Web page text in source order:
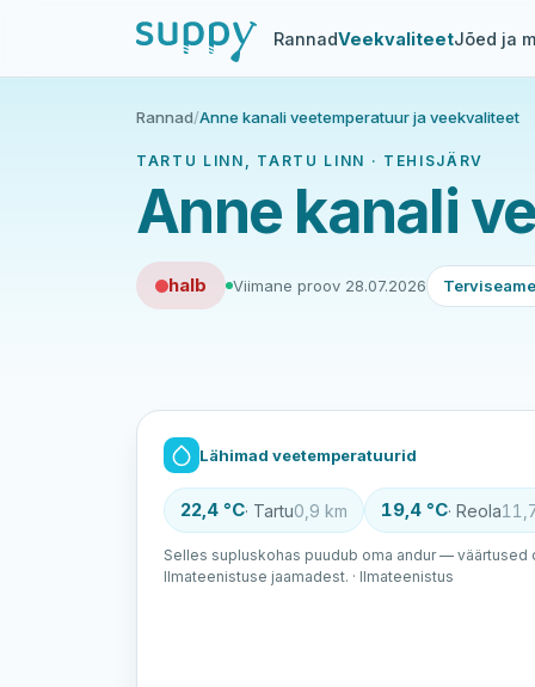
RannadVeekvaliteetJõed ja
Rannad/Anne kanali veetemperatuur ja veekvaliteet
TARTU LINN, TARTU LINN · TEHISJÄRV
Anne kanali
halb Viimane proov 28.07.2026
Lähimad veetemperatuurid
22,4 °C· Tartu0,9 km 19,4 °C· Reola
Selles supluskohas puudub oma andur — väärtused
Ilmateenistuse jaamadest. · Ilmateenistus